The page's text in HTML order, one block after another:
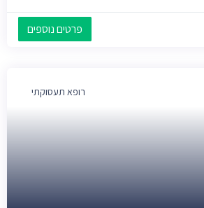
פרטים נוספים
רופא תעסוקתי